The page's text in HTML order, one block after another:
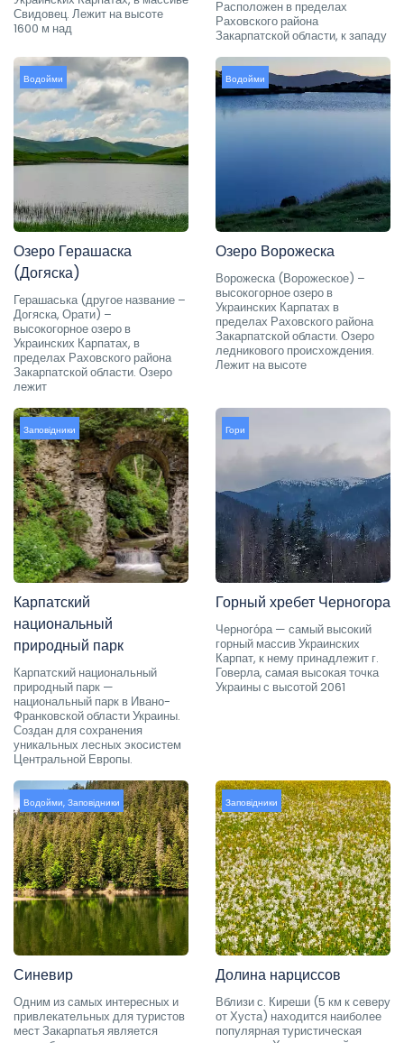
Свидовец. Лежит на высоте
1600 м над
Расположен в пределах
Раховского района
Закарпатской области, к западу
Водойми
Озеро Герашаска
(Догяска)
Герашаська (другое название –
Догяска, Орати) –
высокогорное озеро в
Украинских Карпатах, в
пределах Раховского района
Закарпатской области. Озеро
лежит
Водойми
Озеро Ворожеска
Ворожеска (Ворожеское) –
высокогорное озеро в
Украинских Карпатах в
пределах Раховского района
Закарпатской области. Озеро
ледникового происхождения.
Лежит на высоте
Заповідники
Карпатский
национальный
природный парк
Карпатский национальный
природный парк —
национальный парк в Ивано-
Франковской области Украины.
Создан для сохранения
уникальных лесных экосистем
Центральной Европы.
Гори
Горный хребет Черногора
Черного́ра — самый высокий
горный массив Украинских
Карпат, к нему принадлежит г.
Говерла, самая высокая точка
Украины с высотой 2061
Водойми, Заповідники
Синевир
Одним из самых интересных и
привлекательных для туристов
мест Закарпатья является
Заповідники
Долина нарциссов
Вблизи с. Киреши (5 км к северу
от Хуста) находится наиболее
популярная туристическая